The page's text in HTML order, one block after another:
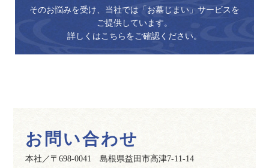
そのお悩みを受け、当社では「お墓じまい」サービスを
ご提供しています。
詳しくはこちらをご確認ください。
お問い合わせ
本社／〒698-0041 島根県益田市高津7-11-14